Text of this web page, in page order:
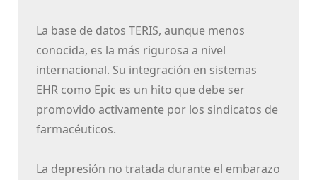
La base de datos TERIS, aunque menos
conocida, es la más rigurosa a nivel
internacional. Su integración en sistemas
EHR como Epic es un hito que debe ser
promovido activamente por los sindicatos de
farmacéuticos.
La depresión no tratada durante el embarazo